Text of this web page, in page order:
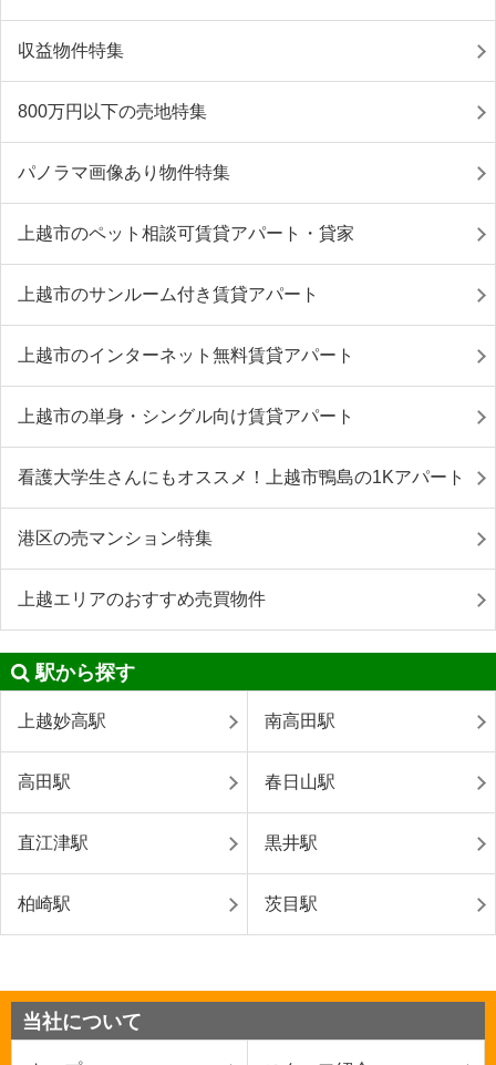
収益物件特集
800万円以下の売地特集
パノラマ画像あり物件特集
上越市のペット相談可賃貸アパート・貸家
上越市のサンルーム付き賃貸アパート
上越市のインターネット無料賃貸アパート
上越市の単身・シングル向け賃貸アパート
看護大学生さんにもオススメ！上越市鴨島の1Kアパート
港区の売マンション特集
上越エリアのおすすめ売買物件
駅から探す
上越妙高駅 南高田駅
高田駅 春日山駅
直江津駅 黒井駅
柏崎駅 茨目駅
当社について